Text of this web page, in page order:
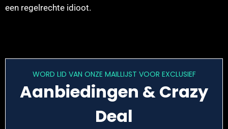
een regelrechte idioot.
WORD LID VAN ONZE MAILLIJST VOOR EXCLUSIEF
Aanbiedingen & Crazy
Deal